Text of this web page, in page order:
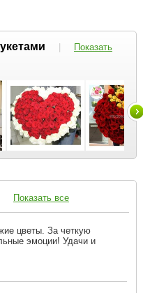
|
Показать
Показать все
цветы. За четкую
эмоции! Удачи и